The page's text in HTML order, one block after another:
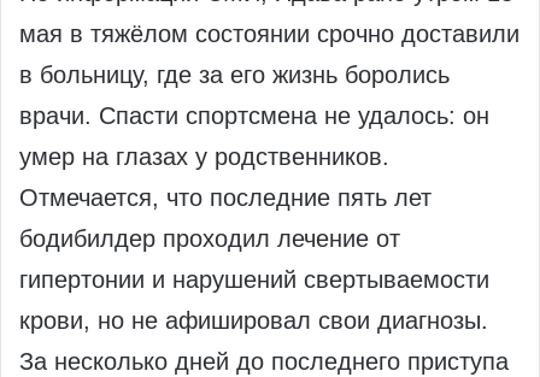
мая в тяжёлом состоянии срочно доставили
в больницу, где за его жизнь боролись
врачи. Спасти спортсмена не удалось: он
умер на глазах у родственников.
Отмечается, что последние пять лет
бодибилдер проходил лечение от
гипертонии и нарушений свертываемости
крови, но не афишировал свои диагнозы.
За несколько дней до последнего приступа